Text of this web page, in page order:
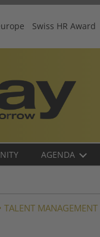
Swiss HR Award
AGENDA
TALENT MANAGEMENT